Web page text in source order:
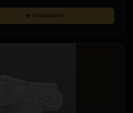
Ostoskoriin